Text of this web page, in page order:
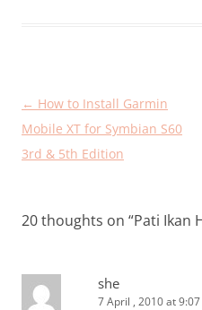
Post
navigation
← How to Install Garmin
Mobile XT for Symbian S60
3rd & 5th Edition
20 thoughts on “Pati Ikan
she
7 April , 2010 at